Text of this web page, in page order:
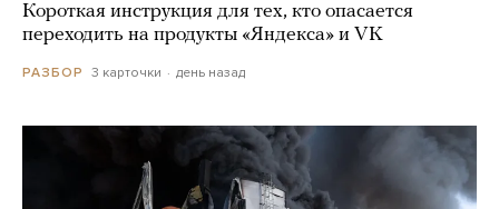
Короткая инструкция для тех, кто опасается
переходить на продукты «Яндекса» и VK
РАЗБОР 3 карточки день назад